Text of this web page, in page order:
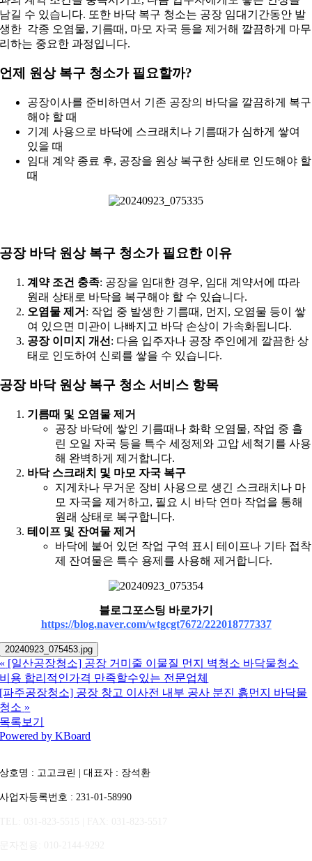
남길 수 있습니다. 또한 바닥 복구 청소는 공장 임대기간동안 발
생한 각종 오염물, 기름때, 마모 자국 등을 제거해 깔끔하게 마무
리하는 중요한 과정입니다.
언제 원상 복구 청소가 필요할까?
공장이사를 준비하면서 기존 공장의 바닥을 깔끔하게 복구
해야 할 때
기계 사용으로 바닥에 스크래치나 기름때가 심하게 쌓여
있을 때
임대 계약 종료 후, 공장을 원상 복구한 상태로 인도해야 할
때
공장 바닥 원상 복구 청소가 필요한 이유
계약 조건 충족: 공장을 임대한 경우, 임대 계약서에 따라
원래 상태로 바닥을 복구해야 할 수 있습니다.
오염물 제거 : 작업 중 발생한 기름때, 먼지, 오염물 등이 쌓
여 있으면 미관이 나빠지고 바닥 손상이 가속화됩니다.
공장 이미지 개선 : 다음 입주자나 공장 주인에게 깔끔한 상
태로 인도하여 신뢰를 쌓을 수 있습니다.
공장 바닥 원상 복구 청소 서비스 항목
기름때 및 오염물 제거
공장 바닥에 쌓인 기름때나 화학 오염물, 작업 중 흘
린 오일 자국 등을 특수 세정제와 고압 세척기를 사용
해 완벽하게 제거합니다.
바닥 스크래치 및 마모 자국 복구
지게차나 무거운 장비 사용으로 생긴 스크래치나 마
모 자국을 제거하고, 필요 시 바닥 연마 작업을 통해
원래 상태로 복구합니다.
테이프 및 잔여물 제거
바닥에 붙어 있던 작업 구역 표시 테이프나 기타 접착
제 잔여물은 특수 용제를 사용해 제거합니다.
블로그포스팅 바로가기
https://blog.naver.com/wtgcgt7672/222018777337
20240923_075453.jpg
« [일산공장청소] 공장 거미줄 이물질 먼지 벽청소 바닥물청소
비용 합리적인가격 만족할수있는 전문업체
[파주공장청소] 공장 창고 이사전 내부 공사 분진 흙먼지 바닥물
청소 »
목록보기
Powered by KBoard
상호명 : 고고크린 | 대표자 : 장석환
사업자등록번호 : 231-01-58990